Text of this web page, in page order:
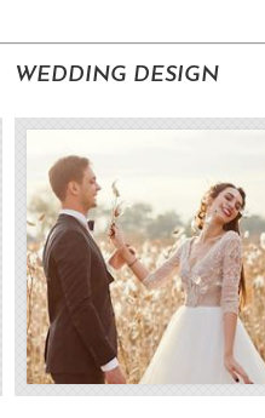
WEDDING DESIGN